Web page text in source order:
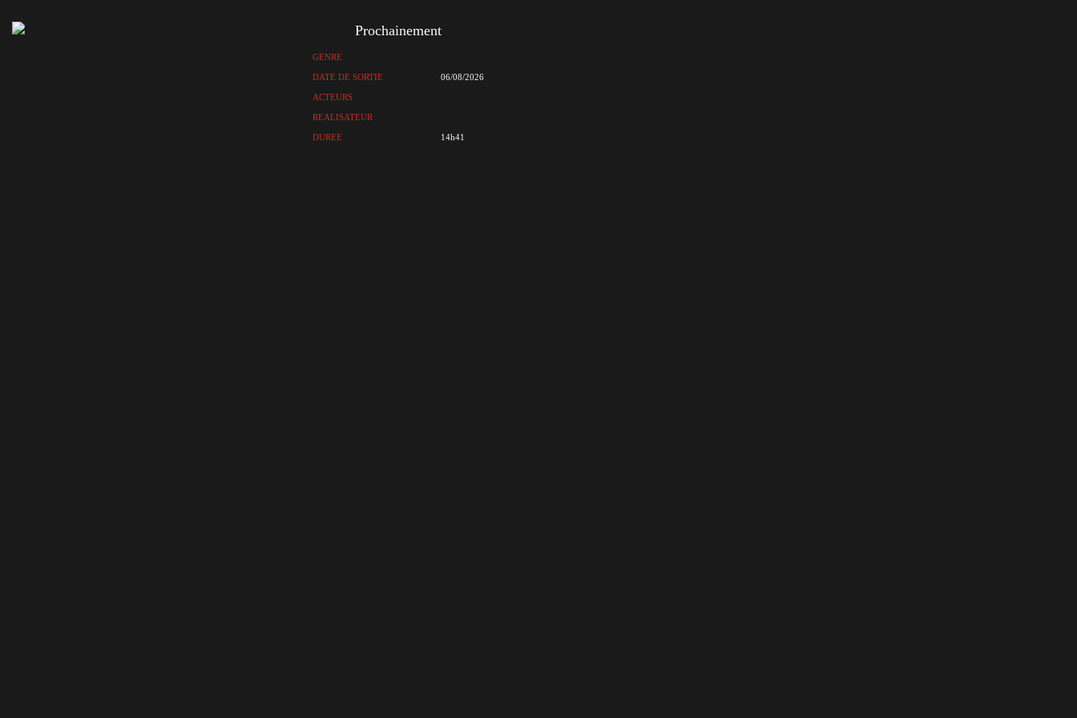
Prochainement
GENRE
DATE DE SORTIE 06/08/2026
ACTEURS
REALISATEUR
DUREE 14h41